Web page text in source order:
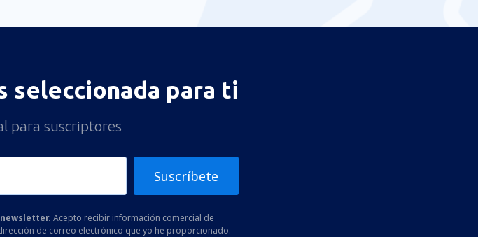
seleccionada para ti
para suscriptores
Suscríbete
Acepto recibir información comercial de
de correo electrónico que yo he proporcionado.